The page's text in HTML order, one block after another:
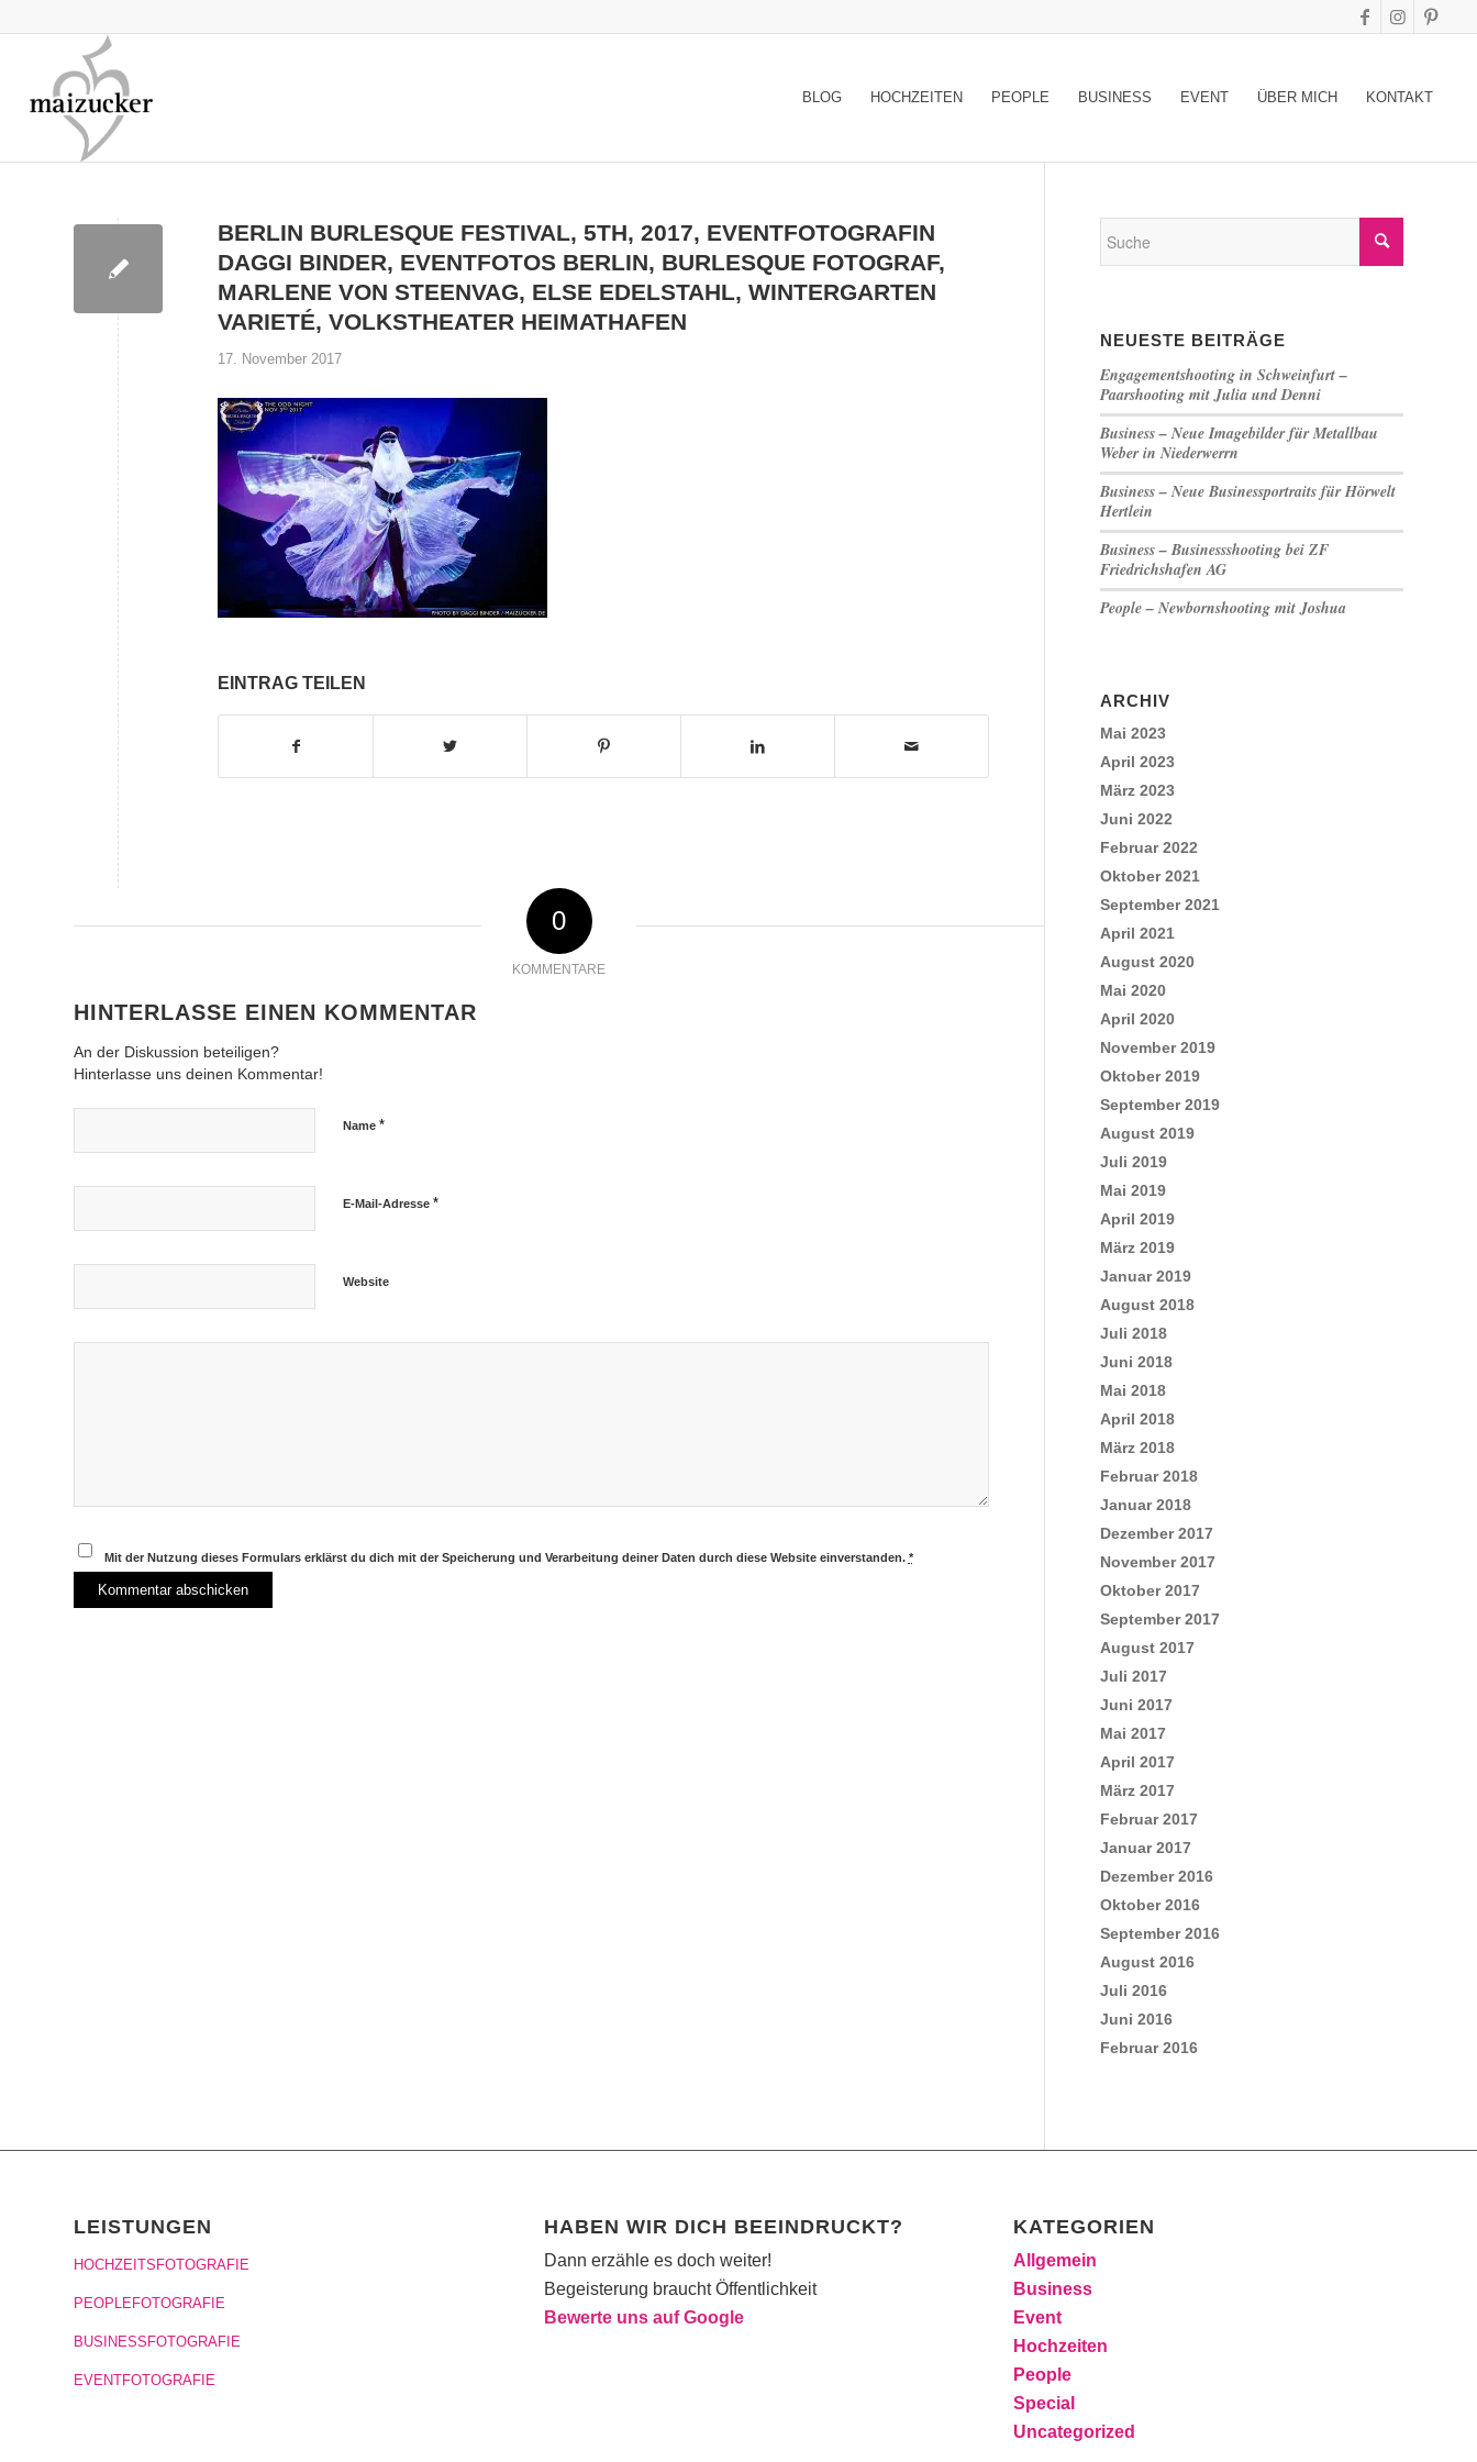
BLOG HOCHZEITEN PEOPLE BUSINESS EVENT ÜBER MICH KONTAKT
BERLIN BURLESQUE FESTIVAL, 5TH, 2017, EVENTFOTOGRAFIN
DAGGI BINDER, EVENTFOTOS BERLIN, BURLESQUE FOTOGRAF,
MARLENE VON STEENVAG, ELSE EDELSTAHL, WINTERGARTEN
VARIETÉ, VOLKSTHEATER HEIMATHAFEN
17. November 2017
EINTRAG TEILEN
0
KOMMENTARE
HINTERLASSE EINEN KOMMENTAR
An der Diskussion beteiligen?
Hinterlasse uns deinen Kommentar!
Name *
E-Mail-Adresse *
Website
Mit der Nutzung dieses Formulars erklärst du dich mit der Speicherung und Verarbeitung deiner Daten durch diese Website einverstanden. *
NEUESTE BEITRÄGE
Engagementshooting in Schweinfurt –
Paarshooting mit Julia und Denni
Business – Neue Imagebilder für Metallbau
Weber in Niederwerrn
Business – Neue Businessportraits für Hörwelt
Hertlein
Business – Businessshooting bei ZF
Friedrichshafen AG
People – Newbornshooting mit Joshua
ARCHIV
Mai 2023
April 2023
März 2023
Juni 2022
Februar 2022
Oktober 2021
September 2021
April 2021
August 2020
Mai 2020
April 2020
November 2019
Oktober 2019
September 2019
August 2019
Juli 2019
Mai 2019
April 2019
März 2019
Januar 2019
August 2018
Juli 2018
Juni 2018
Mai 2018
April 2018
März 2018
Februar 2018
Januar 2018
Dezember 2017
November 2017
Oktober 2017
September 2017
August 2017
Juli 2017
Juni 2017
Mai 2017
April 2017
März 2017
Februar 2017
Januar 2017
Dezember 2016
Oktober 2016
September 2016
August 2016
Juli 2016
Juni 2016
Februar 2016
LEISTUNGEN
HOCHZEITSFOTOGRAFIE
PEOPLEFOTOGRAFIE
BUSINESSFOTOGRAFIE
EVENTFOTOGRAFIE
HABEN WIR DICH BEEINDRUCKT?
Dann erzähle es doch weiter!
Begeisterung braucht Öffentlichkeit
Bewerte uns auf Google
KATEGORIEN
Allgemein
Business
Event
Hochzeiten
People
Special
Uncategorized